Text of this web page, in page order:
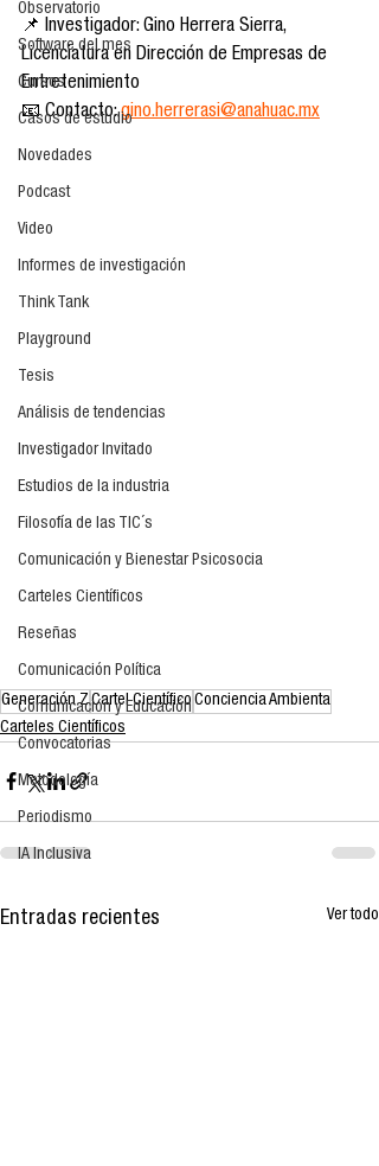
Observatorio
Software del mes
Cursos
Casos de estudio
Novedades
Podcast
Video
Informes de investigación
Think Tank
Playground
Tesis
Análisis de tendencias
Investigador Invitado
Estudios de la industria
Filosofía de las TIC´s
Comunicación y Bienestar Psicosocia
Carteles Científicos
Reseñas
Comunicación Política
Comunicación y Educación
Convocatorias
Metodología
Periodismo
IA Inclusiva
📌 Investigador: Gino Herrera Sierra,
Licenciatura en Dirección de Empresas de
Entretenimiento
📧 Contacto: gino.herrerasi@anahuac.mx
Generación ZCartel Científico Conciencia Ambienta
Carteles Científicos
Entradas recientes Ver todo